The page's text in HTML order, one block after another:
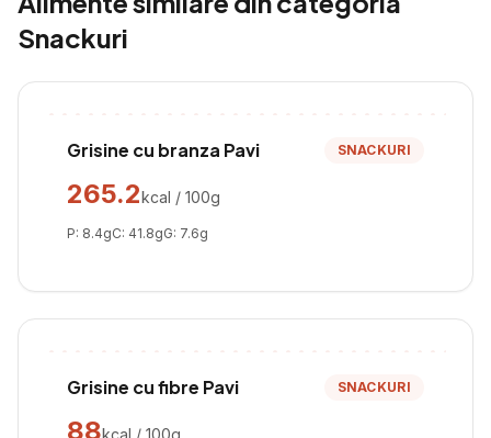
Snackuri
Grisine cu branza Pavi SNACKURI
265.2kcal / 100g
P: 8.4gC: 41.8gG: 7.6g
Grisine cu fibre Pavi SNACKURI
88kcal / 100g